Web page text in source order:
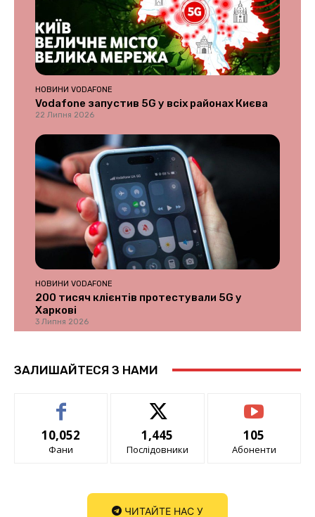
НОВИНИ VODAFONE
Vodafone запустив 5G у всіх районах Києва
22 Липня 2026
НОВИНИ VODAFONE
200 тисяч клієнтів протестували 5G у
Харкові
3 Липня 2026
ЗАЛИШАЙТЕСЯ З НАМИ
10,052
Фани
1,445
Послідовники
105
Абоненти
ЧИТАЙТЕ НАС У